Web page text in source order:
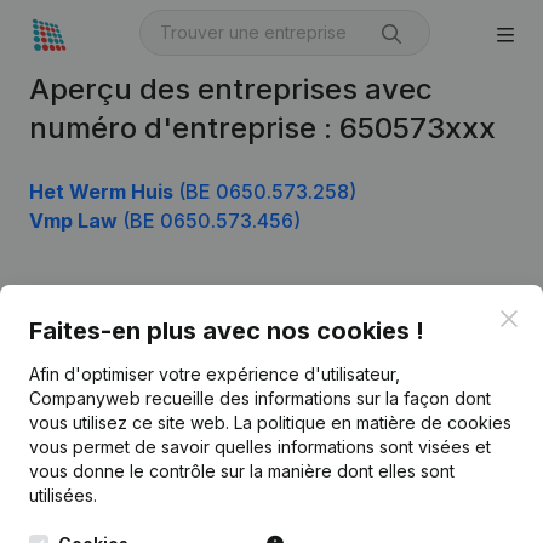
Aperçu des entreprises avec
numéro d'entreprise : 650573xxx
Het Werm Huis (BE 0650.573.258)
Vmp Law (BE 0650.573.456)
Faites-en plus avec nos cookies !
Afin d'optimiser votre expérience d'utilisateur,
Companyweb recueille des informations sur la façon dont
vous utilisez ce site web. La politique en matière de cookies
vous permet de savoir quelles informations sont visées et
vous donne le contrôle sur la manière dont elles sont
utilisées.
Français
Kantorenpark Everest
248D,
Monitoring
Recherche internationale